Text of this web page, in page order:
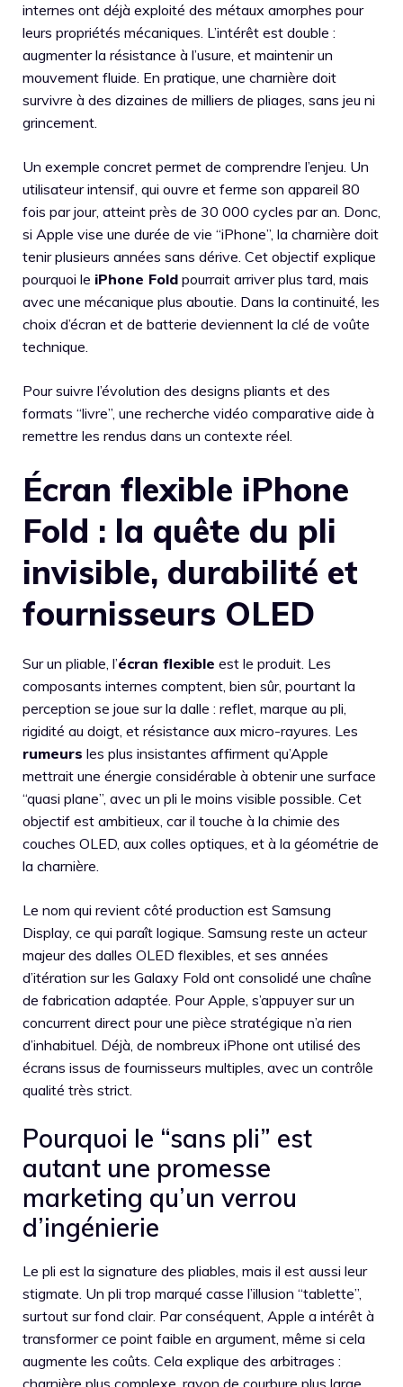
internes ont déjà exploité des métaux amorphes pour
leurs propriétés mécaniques. L’intérêt est double :
augmenter la résistance à l’usure, et maintenir un
mouvement fluide. En pratique, une charnière doit
survivre à des dizaines de milliers de pliages, sans jeu ni
grincement.
Un exemple concret permet de comprendre l’enjeu. Un
utilisateur intensif, qui ouvre et ferme son appareil 80
fois par jour, atteint près de 30 000 cycles par an. Donc,
si Apple vise une durée de vie “iPhone”, la charnière doit
tenir plusieurs années sans dérive. Cet objectif explique
pourquoi le iPhone Fold pourrait arriver plus tard, mais
avec une mécanique plus aboutie. Dans la continuité, les
choix d’écran et de batterie deviennent la clé de voûte
technique.
Pour suivre l’évolution des designs pliants et des
formats “livre”, une recherche vidéo comparative aide à
remettre les rendus dans un contexte réel.
Écran flexible iPhone
Fold : la quête du pli
invisible, durabilité et
fournisseurs OLED
Sur un pliable, l’écran flexible est le produit. Les
composants internes comptent, bien sûr, pourtant la
perception se joue sur la dalle : reflet, marque au pli,
rigidité au doigt, et résistance aux micro-rayures. Les
rumeurs les plus insistantes affirment qu’Apple
mettrait une énergie considérable à obtenir une surface
“quasi plane”, avec un pli le moins visible possible. Cet
objectif est ambitieux, car il touche à la chimie des
couches OLED, aux colles optiques, et à la géométrie de
la charnière.
Le nom qui revient côté production est Samsung
Display, ce qui paraît logique. Samsung reste un acteur
majeur des dalles OLED flexibles, et ses années
d’itération sur les Galaxy Fold ont consolidé une chaîne
de fabrication adaptée. Pour Apple, s’appuyer sur un
concurrent direct pour une pièce stratégique n’a rien
d’inhabituel. Déjà, de nombreux iPhone ont utilisé des
écrans issus de fournisseurs multiples, avec un contrôle
qualité très strict.
Pourquoi le “sans pli” est
autant une promesse
marketing qu’un verrou
d’ingénierie
Le pli est la signature des pliables, mais il est aussi leur
stigmate. Un pli trop marqué casse l’illusion “tablette”,
surtout sur fond clair. Par conséquent, Apple a intérêt à
transformer ce point faible en argument, même si cela
augmente les coûts. Cela explique des arbitrages :
charnière plus complexe, rayon de courbure plus large,